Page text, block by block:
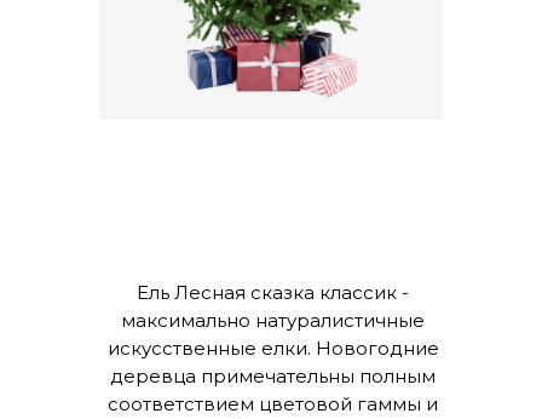
Ель Лесная сказка классик -
максимально натуралистичные
искусственные елки. Новогодние
деревца примечательны полным
соответствием цветовой гаммы и